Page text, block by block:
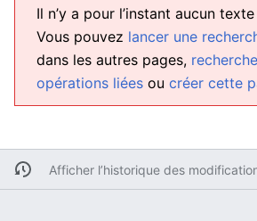
Il n’y a pour l’instant aucun
Vous pouvez lancer une
dans les autres pages,
opérations liées ou créer cette
Afficher l’historique des